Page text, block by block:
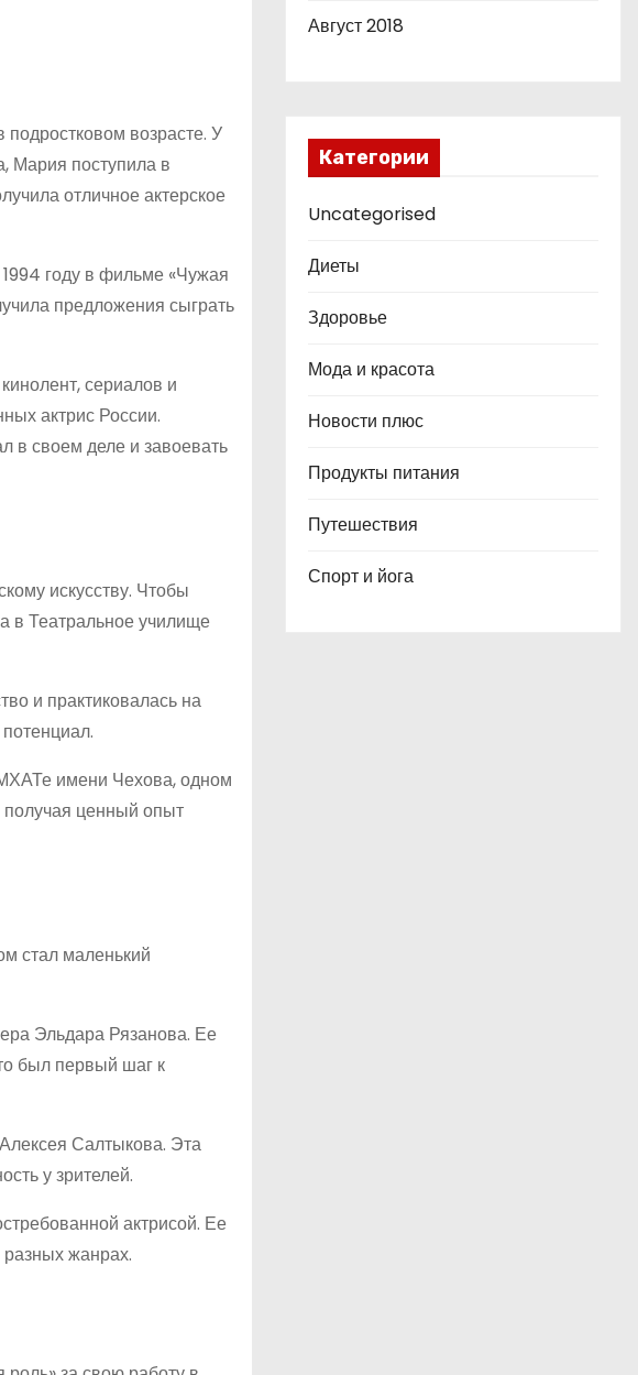
возрасте. У
Мария поступила в
отличное актерское
году в фильме «Чужая
предложения сыграть
сериалов и
актрис России.
в своем деле и завоевать
искусству. Чтобы
в Театральное училище
и практиковалась на
имени Чехова, одном
получая ценный опыт
стал маленький
Эльдара Рязанова. Ее
был первый шаг к
Салтыкова. Эта
у зрителей.
актрисой. Ее
жанрах.
Август 2018
Категории
Uncategorised
Диеты
Здоровье
Мода и красота
Новости плюс
Продукты питания
Путешествия
Спорт и йога